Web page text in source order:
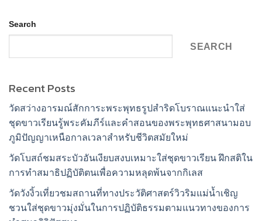
Search
SEARCH
Recent Posts
วัดสว่างอารมณ์สักการะพระพุทธรูปสำริดโบราณแนะนำใส่
ชุดขาวเรียนรู้พระคัมภีร์และคำสอนของพระพุทธศาสนามอบ
ภูมิปัญญาเหนือกาลเวลาสำหรับชีวิตสมัยใหม่
วัดโบสถ์ชมสระบัวอันเงียบสงบเหมาะใส่ชุดขาวเรียน ฝึกสติใน
การทำสมาธิปฏิบัติตนเพื่อความหลุดพ้นจากกิเลส
วัดวังงิ้วเที่ยวชมสถานที่ทางประวัติศาสตร์วิวริมแม่น้ำเชิญ
ชวนใส่ชุดขาวมุ่งมั่นในการปฏิบัติธรรมตามแนวทางของการ